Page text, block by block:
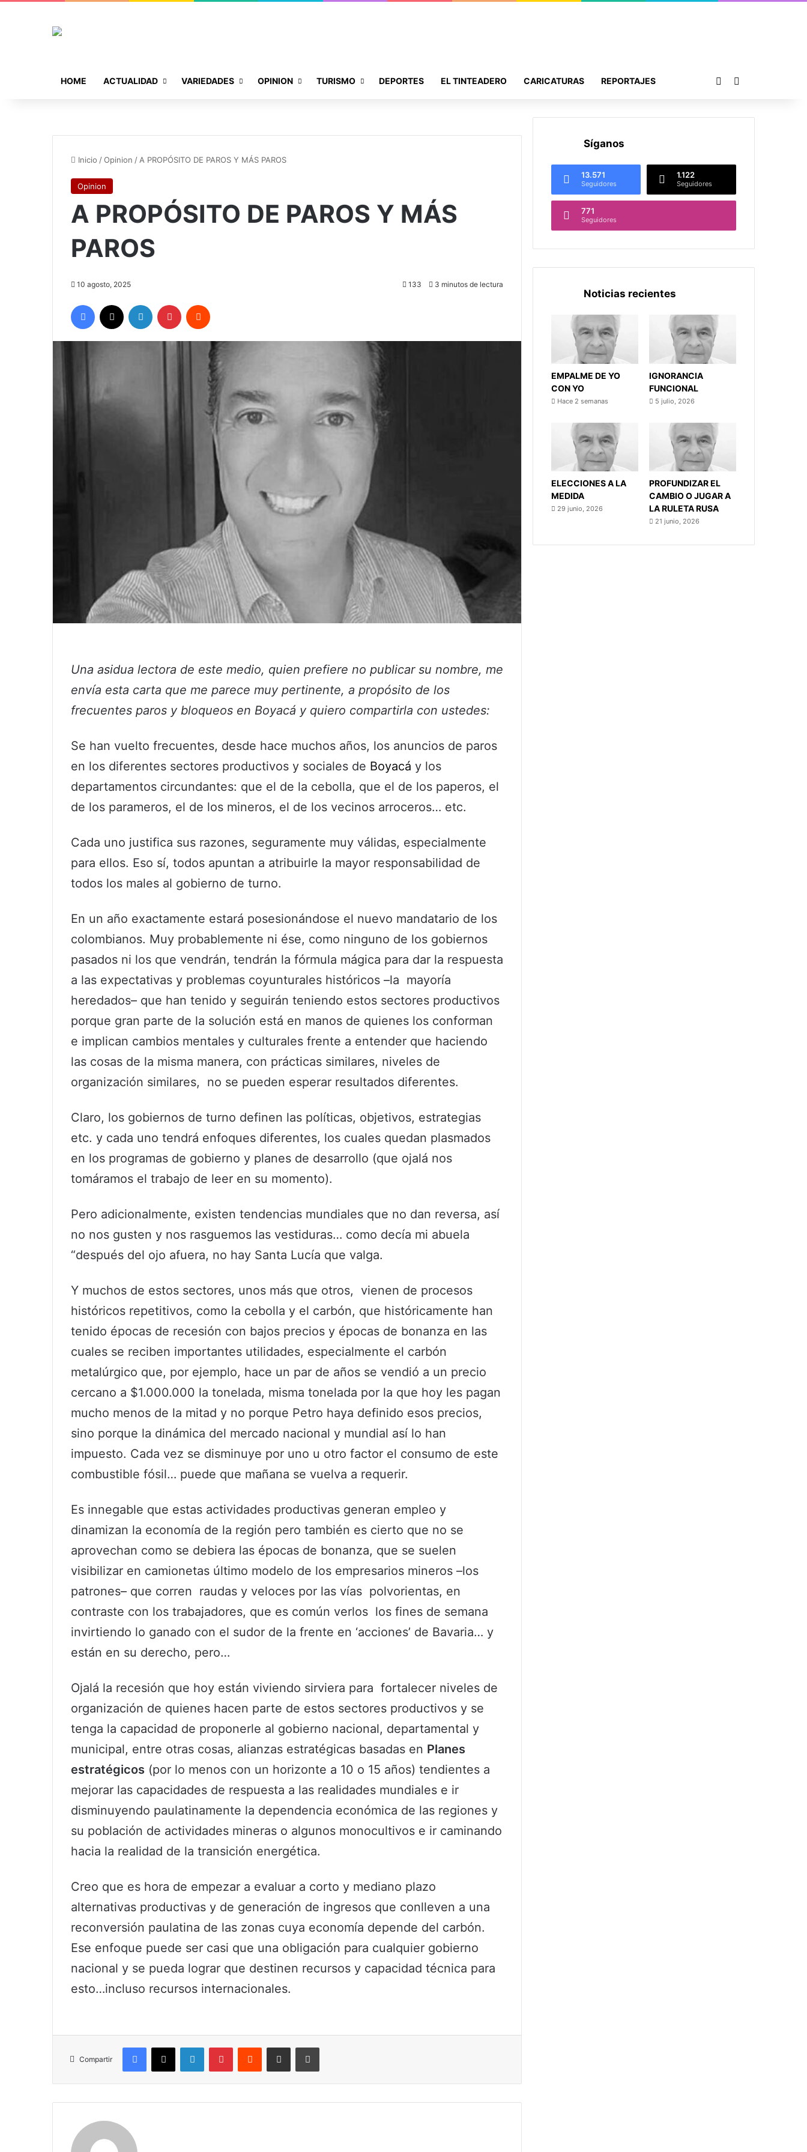
HOME ACTUALIDAD VARIEDADES OPINION TURISMO DEPORTES EL TINTEADERO CARICATURAS REPORTAJES Publicación al azar
Inicio /Opinion / A PROPÓSITO DE PAROS Y MÁS PAROS
Opinion
A PROPÓSITO DE PAROS Y MÁS
PAROS
10 agosto, 2025 133 3 minutos de lectura
Facebook LinkedIn Pinterest
Una asidua lectora de este medio, quien prefiere no publicar su nombre, me
envía esta carta que me parece muy pertinente, a propósito de los
frecuentes paros y bloqueos en Boyacá y quiero compartirla con ustedes:
Se han vuelto frecuentes, desde hace muchos años, los anuncios de paros
en los diferentes sectores productivos y sociales de Boyacá y los
departamentos circundantes: que el de la cebolla, que el de los paperos, el
de los parameros, el de los mineros, el de los vecinos arroceros… etc.
Cada uno justifica sus razones, seguramente muy válidas, especialmente
para ellos. Eso sí, todos apuntan a atribuirle la mayor responsabilidad de
todos los males al gobierno de turno.
En un año exactamente estará posesionándose el nuevo mandatario de los
colombianos. Muy probablemente ni ése, como ninguno de los gobiernos
pasados ni los que vendrán, tendrán la fórmula mágica para dar la respuesta
a las expectativas y problemas coyunturales históricos –la mayoría
heredados– que han tenido y seguirán teniendo estos sectores productivos
porque gran parte de la solución está en manos de quienes los conforman
e implican cambios mentales y culturales frente a entender que haciendo
las cosas de la misma manera, con prácticas similares, niveles de
organización similares, no se pueden esperar resultados diferentes.
Claro, los gobiernos de turno definen las políticas, objetivos, estrategias
etc. y cada uno tendrá enfoques diferentes, los cuales quedan plasmados
en los programas de gobierno y planes de desarrollo (que ojalá nos
tomáramos el trabajo de leer en su momento).
Pero adicionalmente, existen tendencias mundiales que no dan reversa, así
no nos gusten y nos rasguemos las vestiduras… como decía mi abuela
“después del ojo afuera, no hay Santa Lucía que valga.
Y muchos de estos sectores, unos más que otros, vienen de procesos
históricos repetitivos, como la cebolla y el carbón, que históricamente han
tenido épocas de recesión con bajos precios y épocas de bonanza en las
cuales se reciben importantes utilidades, especialmente el carbón
metalúrgico que, por ejemplo, hace un par de años se vendió a un precio
cercano a $1.000.000 la tonelada, misma tonelada por la que hoy les pagan
mucho menos de la mitad y no porque Petro haya definido esos precios,
sino porque la dinámica del mercado nacional y mundial así lo han
impuesto. Cada vez se disminuye por uno u otro factor el consumo de este
combustible fósil… puede que mañana se vuelva a requerir.
Es innegable que estas actividades productivas generan empleo y
dinamizan la economía de la región pero también es cierto que no se
aprovechan como se debiera las épocas de bonanza, que se suelen
visibilizar en camionetas último modelo de los empresarios mineros –los
patrones– que corren raudas y veloces por las vías polvorientas, en
contraste con los trabajadores, que es común verlos los fines de semana
invirtiendo lo ganado con el sudor de la frente en ‘acciones’ de Bavaria… y
están en su derecho, pero…
Ojalá la recesión que hoy están viviendo sirviera para fortalecer niveles de
organización de quienes hacen parte de estos sectores productivos y se
tenga la capacidad de proponerle al gobierno nacional, departamental y
municipal, entre otras cosas, alianzas estratégicas basadas en Planes
estratégicos (por lo menos con un horizonte a 10 o 15 años) tendientes a
mejorar las capacidades de respuesta a las realidades mundiales e ir
disminuyendo paulatinamente la dependencia económica de las regiones y
su población de actividades mineras o algunos monocultivos e ir caminando
hacia la realidad de la transición energética.
Creo que es hora de empezar a evaluar a corto y mediano plazo
alternativas productivas y de generación de ingresos que conlleven a una
reconversión paulatina de las zonas cuya economía depende del carbón.
Ese enfoque puede ser casi que una obligación para cualquier gobierno
nacional y se pueda lograr que destinen recursos y capacidad técnica para
esto…incluso recursos internacionales.
Compartir
Facebook
X LinkedInPinterestReddit Compartir por correo electrónicoImprimir
Síganos
13.571
Seguidores
1.122
Seguidores
771
Seguidores
Noticias recientes
EMPALME DE YO
CON YO
Hace 2 semanas
IGNORANCIA
FUNCIONAL
5 julio, 2026
ELECCIONES A LA
MEDIDA
29 junio, 2026
PROFUNDIZAR EL
CAMBIO O JUGAR A
LA RULETA RUSA
21 junio, 2026